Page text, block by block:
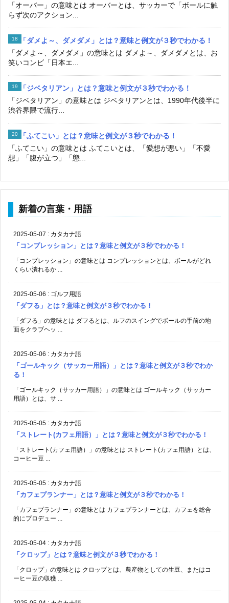
「オーバー」の意味とは オーバーとは、サッカーで「ボールに触
らず次のアクション...
「ダメよ～、ダメダメ」とは？意味と例文が３秒でわかる！
「ダメよ～、ダメダメ」の意味とは ダメよ～、ダメダメとは、お
笑いコンビ「日本エ...
「ジベタリアン」とは？意味と例文が３秒でわかる！
「ジベタリアン」の意味とは ジベタリアンとは、1990年代後半に
渋谷界隈で流行...
「ふてこい」とは？意味と例文が３秒でわかる！
「ふてこい」の意味とは ふてこいとは、「愛想が悪い」「不愛
想」「腹が立つ」「態...
新着の言葉・用語
2025-05-07 : カタカナ語
「コンプレッション」とは？意味と例文が３秒でわかる！
「コンプレッション」の意味とは コンプレッションとは、ボールがどれ
くらい潰れるか ...
2025-05-06 : ゴルフ用語
「ダフる」とは？意味と例文が３秒でわかる！
「ダフる」の意味とは ダフるとは、ルフのスイングでボールの手前の地
面をクラブヘッ ...
2025-05-06 : カタカナ語
「ゴールキック（サッカー用語）」とは？意味と例文が３秒でわか
る！
「ゴールキック（サッカー用語）」の意味とは ゴールキック（サッカー
用語）とは、サ ...
2025-05-05 : カタカナ語
「ストレート(カフェ用語）」とは？意味と例文が３秒でわかる！
「ストレート(カフェ用語）」の意味とは ストレート(カフェ用語）とは、
コーヒー豆 ...
2025-05-05 : カタカナ語
「カフェプランナー」とは？意味と例文が３秒でわかる！
「カフェプランナー」の意味とは カフェプランナーとは、カフェを総合
的にプロデュー ...
2025-05-04 : カタカナ語
「クロップ」とは？意味と例文が３秒でわかる！
「クロップ」の意味とは クロップとは、農産物としての生豆、またはコ
ーヒー豆の収穫 ...